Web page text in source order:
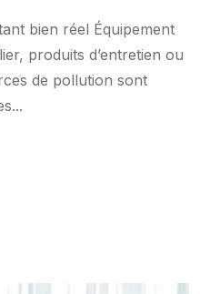
bien réel Équipement
produits d’entretien ou
de pollution sont